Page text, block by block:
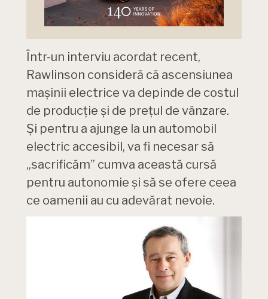
Într-un interviu acordat recent,
Rawlinson consideră că ascensiunea
mașinii electrice va depinde de costul
de producție și de prețul de vânzare.
Și pentru a ajunge la un automobil
electric accesibil, va fi necesar să
„sacrificăm” cumva această cursă
pentru autonomie și să se ofere ceea
ce oamenii au cu adevărat nevoie.